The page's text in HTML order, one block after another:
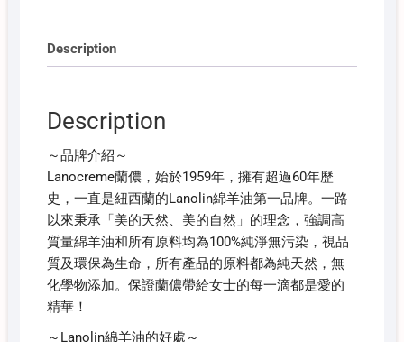
Description
Description
～品牌介紹～
Lanocreme蘭儂，始於1959年，擁有超過60年歷
史，一直是紐西蘭的Lanolin綿羊油第一品牌。一路
以來秉承「美的天然、美的自然」的理念，強調高
質量綿羊油和所有原料均為100%純淨無污染，視品
質及環保為生命，所有產品的原料都為純天然，無
化學物添加。保證蘭儂帶給女士的每一滴都是愛的
精華！
～Lanolin綿羊油的好處～